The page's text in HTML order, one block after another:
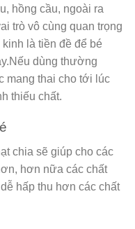
hồng cầu, ngoài ra
trò vô cùng quan trọng
là tiền đề để bé
dùng thường
mang thai cho tới lúc
thiếu chất.
chia sẽ giúp cho các
hơn nữa các chất
hấp thu hơn các chất